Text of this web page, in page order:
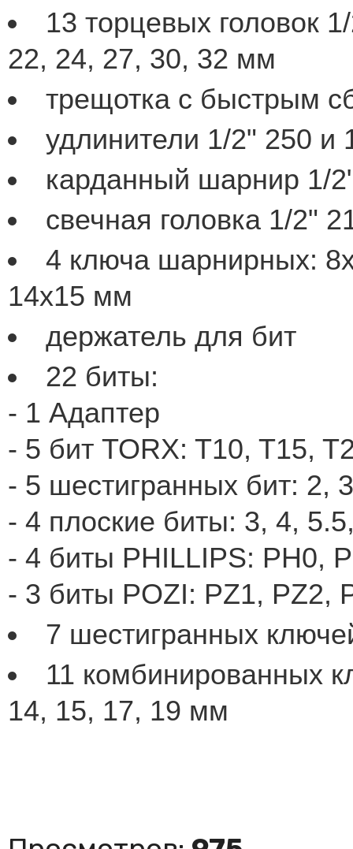
13 торцевых головок
22, 24, 27, 30, 32 мм
трещотка с быстрым
удлинители 1/2" 250 и
карданный шарнир 1/
свечная головка 1/2"
4 ключа шарнирных:
14x15 мм
держатель для бит
22 биты:
- 1 Адаптер
- 5 бит TORX: T10, T15,
- 5 шестигранных бит:
- 4 плоские биты: 3, 4,
- 4 биты PHILLIPS: PH0,
- 3 биты POZI: PZ1, PZ2,
7 шестигранных
11 комбинированных
14, 15, 17, 19 мм